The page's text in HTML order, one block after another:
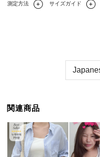
測定方法 サイズガイド
関連商品